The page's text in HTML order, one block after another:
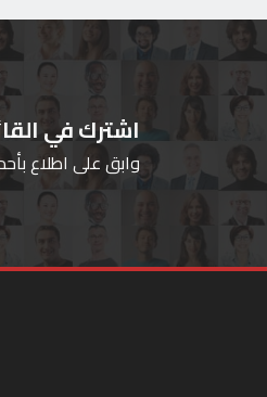
اشترك في
وابق على اطلاع